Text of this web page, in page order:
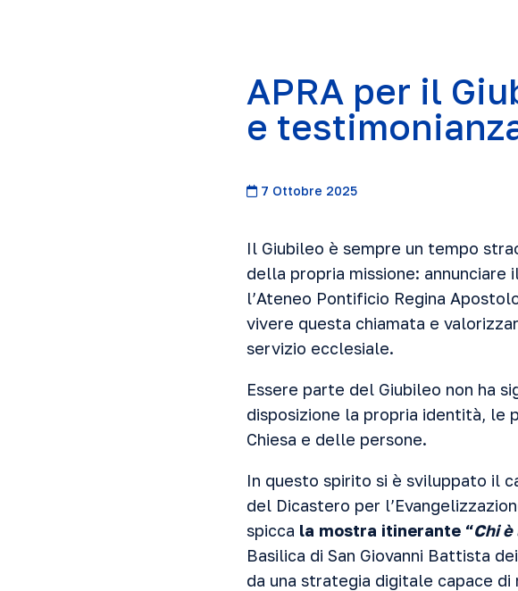
APRA per il
e
7 Ottobre 2025
Il Giubileo è sempre un tempo
della propria missione: annunciare
l’Ateneo Pontificio Regina
vivere questa chiamata e
servizio ecclesiale.
Essere parte del Giubileo non ha
disposizione la propria identità, le
Chiesa e delle persone.
In questo spirito si è sviluppato il
del Dicastero per
spicca la mostra itinerante “Chi
Basilica di San Giovanni Battista
da una strategia digitale capace